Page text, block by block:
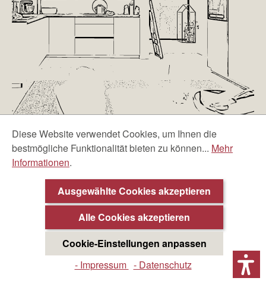
Accessoires und Deko-Ideen
Aktuelle Trends. Garantiert beste Preise. Aktuelle
Wohntrends, und Accessoires sowie das passende
Küchenzubehör. Ob für dich selber oder für einen ganz
besonderen Menschen zum verschenken. Lassen Sie
Diese Website verwendet Cookies, um Ihnen die
bestmögliche Funktionalität bieten zu können... Mehr
Informationen.
Ausgewählte Cookies akzeptieren
Alle Cookies akzeptieren
Cookie-Einstellungen anpassen
- Impressum - Datenschutz